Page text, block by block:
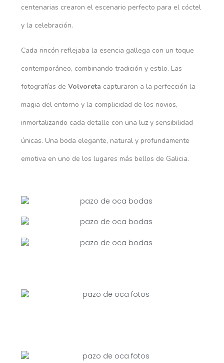
centenarias crearon el escenario perfecto para el cóctel
y la celebración.
Cada rincón reflejaba la esencia gallega con un toque
contemporáneo, combinando tradición y estilo. Las
fotografías deVolvoreta capturaron a la perfección la
magia del entorno y la complicidad de los novios,
inmortalizando cada detalle con una luz y sensibilidad
únicas. Una boda elegante, natural y profundamente
emotiva en uno de los lugares más bellos de Galicia.